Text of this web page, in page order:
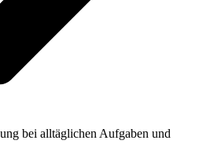
bei alltäglichen Aufgaben und